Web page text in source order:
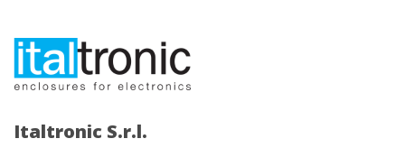
Italtronic S.r.l.